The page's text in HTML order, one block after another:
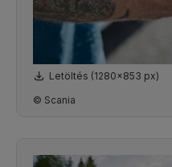
Letöltés (1280x853 px)
© Scania